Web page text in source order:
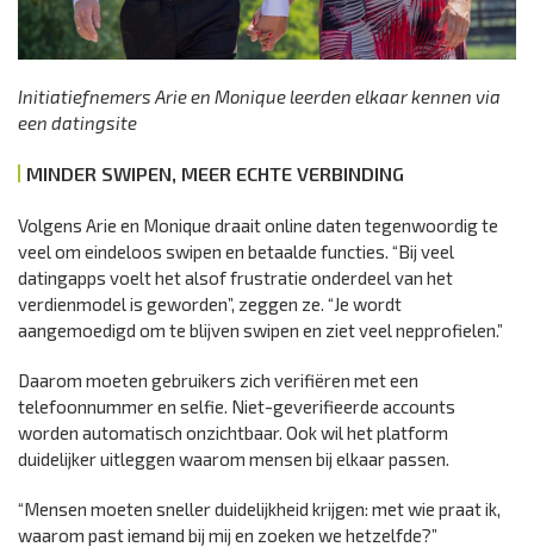
Initiatiefnemers Arie en Monique leerden elkaar kennen via
een datingsite
MINDER SWIPEN, MEER ECHTE VERBINDING
Volgens Arie en Monique draait online daten tegenwoordig te
veel om eindeloos swipen en betaalde functies. “Bij veel
datingapps voelt het alsof frustratie onderdeel van het
verdienmodel is geworden”, zeggen ze. “Je wordt
aangemoedigd om te blijven swipen en ziet veel nepprofielen.”
Daarom moeten gebruikers zich verifiëren met een
telefoonnummer en selfie. Niet-geverifieerde accounts
worden automatisch onzichtbaar. Ook wil het platform
duidelijker uitleggen waarom mensen bij elkaar passen.
“Mensen moeten sneller duidelijkheid krijgen: met wie praat ik,
waarom past iemand bij mij en zoeken we hetzelfde?”